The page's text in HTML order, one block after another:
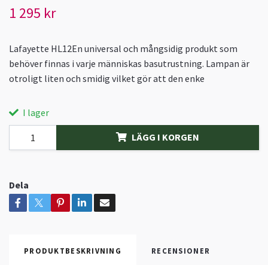
1 295 kr
Lafayette HL12En universal och mångsidig produkt som
behöver finnas i varje människas basutrustning. Lampan är
otroligt liten och smidig vilket gör att den enke
I lager
LÄGG I KORGEN
Dela
PRODUKTBESKRIVNING RECENSIONER